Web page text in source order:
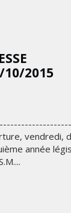
10/2015
vendredi,
année